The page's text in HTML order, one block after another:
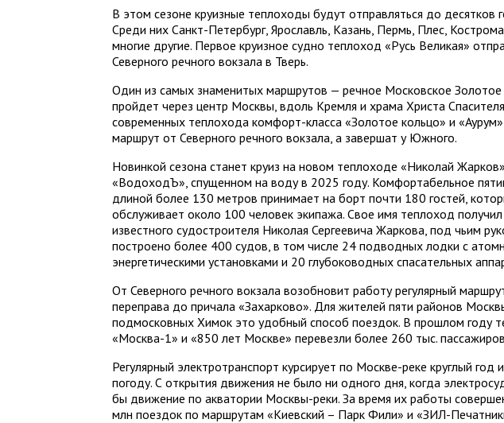
В этом сезоне круизные теплоходы будут отправляться до десятков
Среди них Санкт-Петербург, Ярославль, Казань, Пермь, Плес,
многие другие. Первое круизное судно теплоход «Русь Великая»
Северного речного вокзала в Тверь.
Один из самых знаменитых маршрутов — речное Московское Золотое
пройдет через центр Москвы, вдоль Кремля и храма Христа
современных теплохода комфорт-класса «Золотое кольцо» и
маршрут от Северного речного вокзала, а завершат у Южного.
Новинкой сезона станет круиз на новом теплоходе «Николай
«ВодоходЪ», спущенном на воду в 2025 году. Комфортабельное
длиной более 130 метров принимает на борт почти 180 гостей,
обслуживает около 100 человек экипажа. Свое имя теплоход получил
известного судостроителя Николая Сергеевича Жаркова, под чьим
построено более 400 судов, в том числе 24 подводных лодки с
энергетическими установками и 20 глубоководных спасательных
От Северного речного вокзала возобновит работу регулярный
переправа до причала «Захарково». Для жителей пяти районов
подмосковных Химок это удобный способ поездок. В прошлом году
«Москва-1» и «850 лет Москве» перевезли более 260 тыс.
Регулярный электротранспорт курсирует по Москве-реке круглый год
погоду. С открытия движения не было ни одного дня, когда
бы движение по акватории Москвы-реки. За время их работы
млн поездок по маршрутам «Киевский – Парк Фили» и «ЗИЛ-